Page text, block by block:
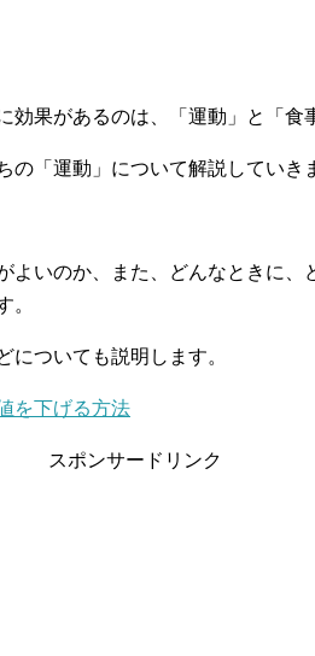
効果があるのは、「運動」と「食
の「運動」について解説していき
よいのか、また、どんなときに、
。
についても説明します。
を下げる方法
スポンサードリンク